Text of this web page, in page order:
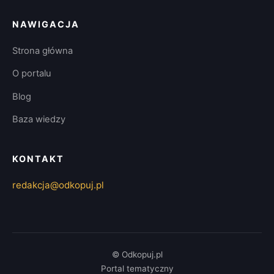
NAWIGACJA
Strona główna
O portalu
Blog
Baza wiedzy
KONTAKT
redakcja@odkopuj.pl
© Odkopuj.pl
Portal tematyczny